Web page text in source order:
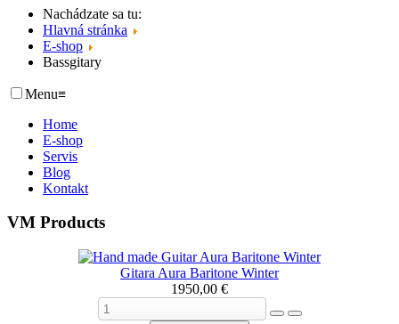
Nachádzate sa tu:
Hlavná stránka
E-shop
Bassgitary
Menu≡
Home
E-shop
Servis
Blog
Kontakt
VM Products
Gitara Aura Baritone Winter
1950,00 €